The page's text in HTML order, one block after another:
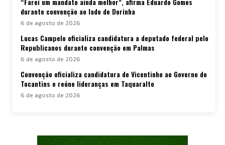
durante convenção ao lado de Dorinha
6 de agosto de 2026
Lucas Campelo oficializa candidatura a deputado federal pelo
Republicanos durante convenção em Palmas
6 de agosto de 2026
Convenção oficializa candidatura de Vicentinho ao Governo do
Tocantins e reúne lideranças em Taquaralto
6 de agosto de 2026